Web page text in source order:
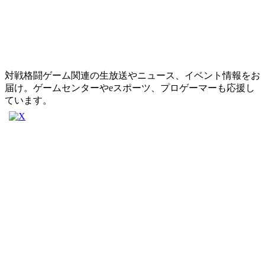
対戦格闘ゲーム関連の生放送やニュース、イベント情報をお
届け。ゲームセンターやeスポーツ、プロゲーマーも応援し
ています。